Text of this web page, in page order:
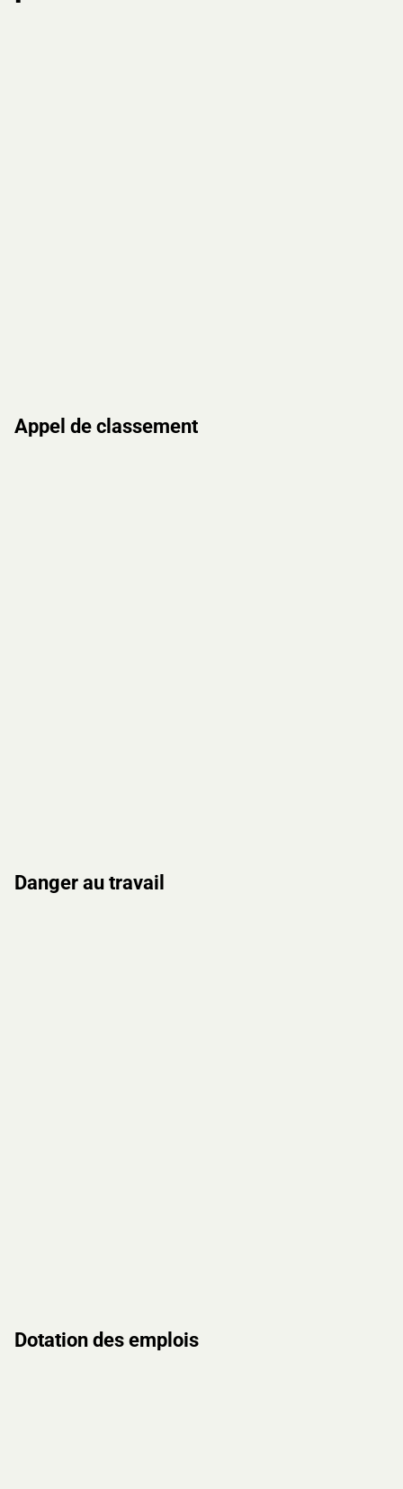
Appel de classement
Danger au travail
Dotation des emplois